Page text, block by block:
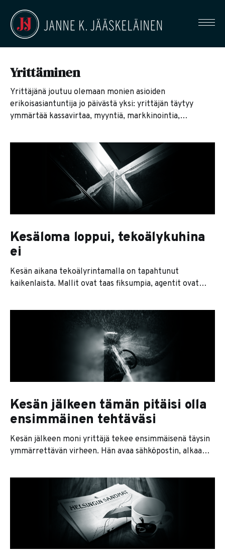
Yrittäminen
Yrittäjänä joutuu olemaan monien asioiden
erikoisasiantuntija jo päivästä yksi: yrittäjän täytyy
ymmärtää kassavirtaa, myyntiä, markkinointia,
johtamista jo ennen kuin itse työhön saakka edes
päästään. Näissä kirjoituksissa keskityn enimmäkseen
yrittäjän korvien välisen maailman ronkkimiseen,
perustuen omiin kokemuksiini. Olen tehnyt
menestyneen exitin ja kirjoittanut aiheesta kirjan, jotta
sinun ei tarvitsisi toistaa kaikkia omia virheitän.
Kesäloma loppui, tekoälykuhina
ei
Kesän aikana tekoälyrintamalla on tapahtunut
kaikenlaista. Mallit ovat taas fiksumpia, agentit ovat
jonkinlaista agenttiversiota tuotteestaan. Se on se
pintakerros. Sen alla on paljon kiinnostavampi tarina. Ja
nimittäin liikkeelle työkalu edellä. Eli ostetaan ensin
Kesän jälkeen tämän pitäisi olla
ensimmäinen tehtäväsi
Kesän jälkeen moni yrittäjä tekee ensimmäisenä täysin
ymmärrettävän virheen. Hän avaa sähköpostin, alkaa
sopii ensimmäiset palaverit takaisin kalenteriin. Tuntuu,
että kone lähtee taas käyntiin. Ongelma on siinä, että se
ei välttämättä ole sinun koneesi. Se on asiakkaiden,
työntekijöiden, kumppanien, alihankkijoiden ja kaikkien